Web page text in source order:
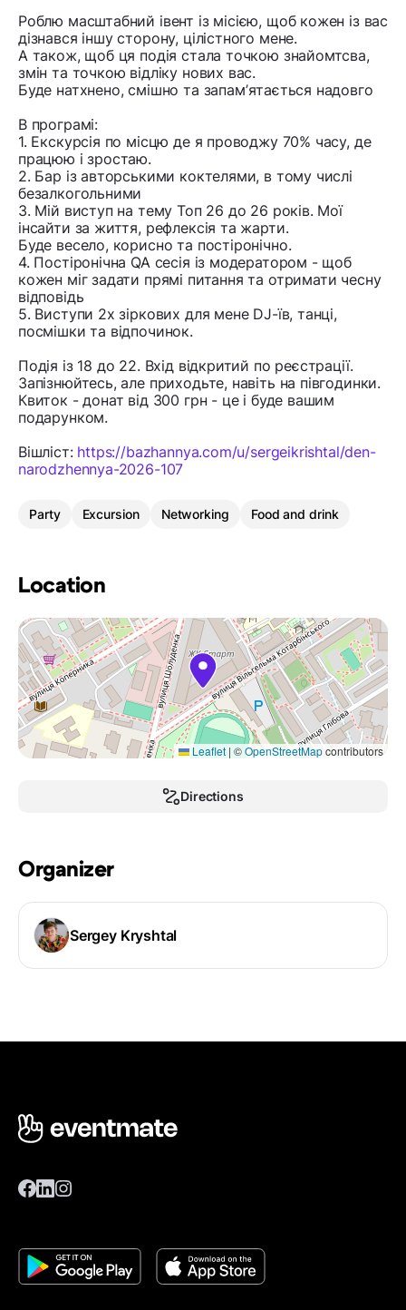
Роблю масштабний івент із місією, щоб кожен із вас
дізнався іншу сторону, цілістного мене.
А також, щоб ця подія стала точкою знайомтсва,
змін та точкою відліку нових вас.
Буде натхнено, смішно та запамʼятається надовго
В програмі:
1. Екскурсія по місцю де я проводжу 70% часу, де
працюю і зростаю.
2. Бар із авторськими коктелями, в тому числі
безалкогольними
3. Мій виступ на тему Топ 26 до 26 років. Мої
інсайти за життя, рефлексія та жарти.
Буде весело, корисно та постіронічно.
4. Постіронічна QA сесія із модератором - щоб
кожен міг задати прямі питання та отримати чесну
відповідь
5. Виступи 2х зіркових для мене DJ-їв, танці,
посмішки та відпочинок.
Подія із 18 до 22. Вхід відкритий по реєстрації.
Запізнюйтесь, але приходьте, навіть на півгодинки.
Квиток - донат від 300 грн - це і буде вашим
подарунком.
Вішліст: https://bazhannya.com/u/sergeikrishtal/den-
narodzhennya-2026-107
Party Excursion Networking Food and drink
Location
Leaflet | ©OpenStreetMapcontributors
Directions
Organizer
Sergey Kryshtal